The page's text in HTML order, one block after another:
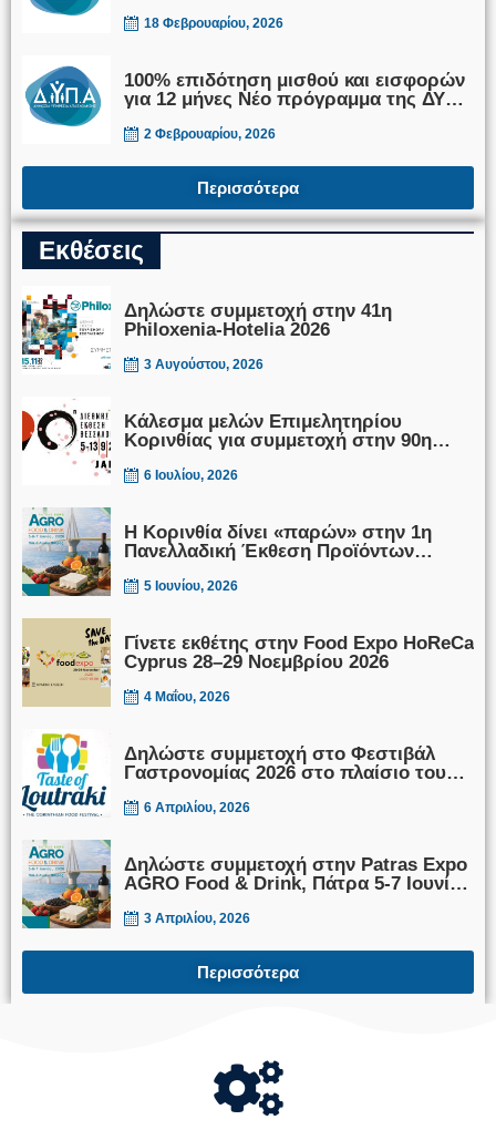
επιχορήγηση 17.500€ – Έμφαση στις
18 Φεβρουαρίου, 2026
100% επιδότηση μισθού και εισφορών
για 12 μήνες Νέο πρόγραμμα της ΔΥΠΑ
ανέργους δικαιούχους ΕΕΕ
2 Φεβρουαρίου, 2026
Περισσότερα
Εκθέσεις
Δηλώστε συμμετοχή στην 41η
Philoxenia-Hotelia 2026
3 Αυγούστου, 2026
Κάλεσμα μελών Επιμελητηρίου
Κορινθίας για συμμετοχή στην 90η
6 Ιουλίου, 2026
Η Κορινθία δίνει «παρών» στην 1η
Πανελλαδική Έκθεση Προϊόντων
AGRO FOOD & DRINK!
5 Ιουνίου, 2026
Γίνετε εκθέτης στην Food Expo HoReCa
Cyprus 28–29 Νοεμβρίου 2026
4 Μαΐου, 2026
Δηλώστε συμμετοχή στο Φεστιβάλ
Γαστρονομίας 2026 στο πλαίσιο του
Festival», 6 Ιουνίου 2026
6 Απριλίου, 2026
Δηλώστε συμμετοχή στην Patras Expo
AGRO Food & Drink, Πάτρα 5-7 Ιουνίου
3 Απριλίου, 2026
Περισσότερα